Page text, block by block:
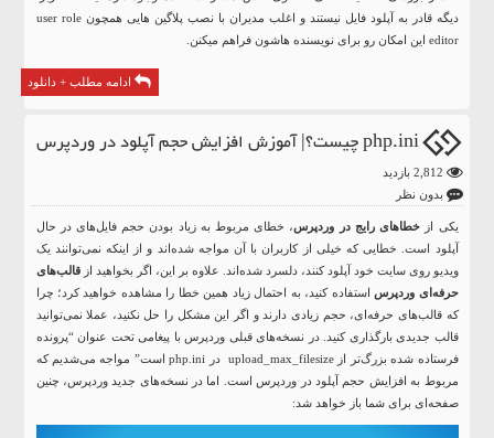
دیگه قادر به آپلود فایل نیستند و اغلب مدیران با نصب پلاگین هایی همچون user role
editor این امکان رو برای نویسنده هاشون فراهم میکنن.
ادامه مطلب + دانلود
php.ini چیست؟| آموزش افزایش حجم آپلود در وردپرس
بدون نظر
یکی از خطاهای رایج در وردپرس، خطای مربوط به زیاد بودن حجم فایل‌های در حال
آپلود است. خطایی که خیلی از کاربران با آن مواجه شده‌اند و از اینکه نمی‌توانند یک
ویدیو روی سایت خود آپلود کنند، دلسرد شده‌اند. علاوه بر این، اگر بخواهید ازقالب‌های
حرفه‌ای وردپرس استفاده کنید، به احتمال زیاد همین خطا را مشاهده خواهید کرد؛ چرا
که قالب‌های حرفه‌ای، حجم زیادی دارند و اگر این مشکل را حل نکنید، عملا نمی‌توانید
قالب جدیدی بارگذاری کنید. در نسخه‌های قبلی وردپرس با پیغامی تحت عنوان “پرونده
فرستاده شده بزرگ‌تر از upload_max_filesize در php.ini است” مواجه می‌شدیم که
مربوط به افزایش حجم آپلود در وردپرس است. اما در نسخه‌های جدیدوردپرس، چنین
صفحه‌‌ای برای شما باز خواهد شد: